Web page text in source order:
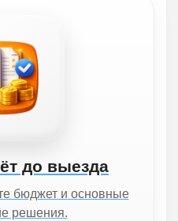
до выезда
бюджет и основные
решения.